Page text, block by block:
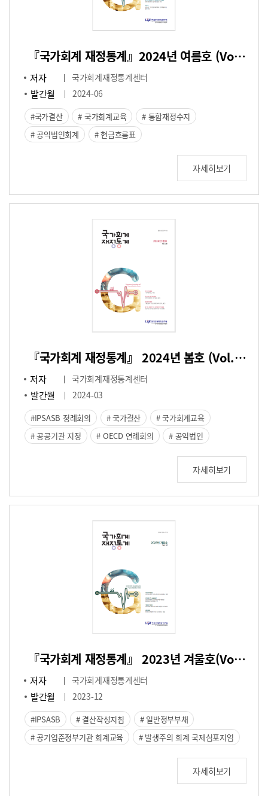
『국가회계 재정통계』2024년 여름호 (Vol.39)
저자 국가회계재정통계센터
발간월 2024-06
국가결산 국가회계교육
통합재정수지
공익법인회계
현금흐름표
자세히보기
『국가회계 재정통계』 2024년 봄호 (Vol.38)
저자 국가회계재정통계센터
발간월 2024-03
IPSASB 정례회의 국가결산
국가회계교육
공공기관 지정
OECD 연례회의 공익법인
자세히보기
『국가회계 재정통계』 2023년 겨울호(Vol. 37)
저자 국가회계재정통계센터
발간월 2023-12
IPSASB 결산작성지침
일반정부부채
공기업준정부기관 회계교육
발생주의 회계 국제심포지엄
자세히보기